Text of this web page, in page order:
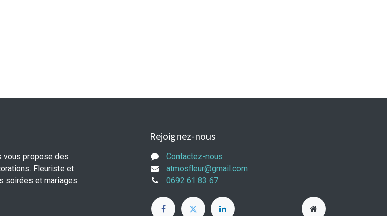
vous propose des
Fleuriste et
soirées et mariages.
Rejoignez-nous
Contactez-nous
atmosfleur@gmail.com
0692 61 83 67